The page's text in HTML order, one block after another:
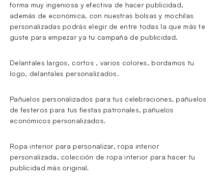
forma muy ingeniosa y efectiva de hacer publicidad,
además de económica, con nuestras bolsas y mochilas
personalizadas podrás elegir de entre todas la que más te
guste para empezar ya tu campaña de publicidad.
Delantales largos, cortos , varios colores, bordamos tu
logo, delantales personalizados.
Pañuelos personalizados para tus celebraciones, pañuelos
de festeros para tus fiestas patronales, pañuelos
económicos personalizados.
Ropa interior para personalizar, ropa interior
personalizada, colección de ropa interior para hacer tu
publicidad más original.